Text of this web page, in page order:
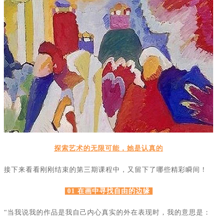
探索艺术的无限可能，她是认真的
接下来看看刚刚结束的第三期课程中，又留下了哪些精彩瞬间！
01 在画中寻找自由的边缘
“当我说我的作品是我自己内心真实的外在表现时，我的意思是：